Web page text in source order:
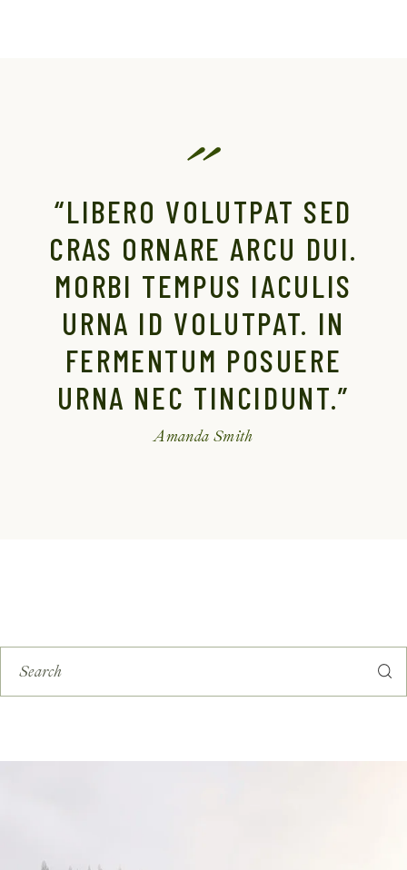
“LIBERO VOLUTPAT SED
CRAS ORNARE ARCU DUI.
MORBI TEMPUS IACULIS
URNA ID VOLUTPAT. IN
FERMENTUM POSUERE
URNA NEC TINCIDUNT.”
Amanda Smith